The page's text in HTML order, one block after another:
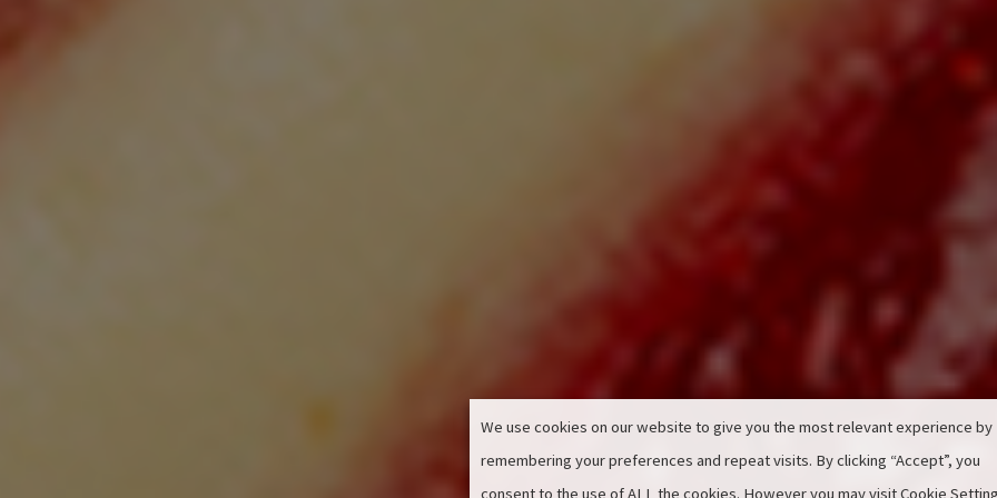
We use cookies on our website to give you the most relevant experience by
remembering your preferences and repeat visits. By clicking “Accept”, you
consent to the use of ALL the cookies. However you may visit Cookie